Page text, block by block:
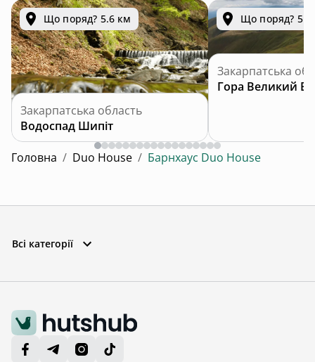
Що поряд? 5.6 км
Закарпатська область
Водоспад Шипіт
Що поряд? 5.8
Закарпатська
Гора Великий
Головна / Duo House / Барнхаус Duo House
Всі категорії